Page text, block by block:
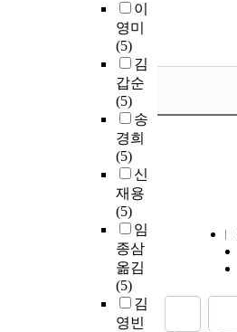
이
영미
(5)
김
갑순
(5)
송
경희
(5)
신
재용
(5)
임
종삼
옮김
(5)
김
영빈